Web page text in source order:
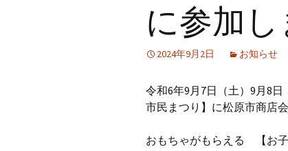
に参加し
2024年9月2日 お知らせ
令和6年9月7日（土）9月8
市民まつり】に松原市商店
おもちゃがもらえる 【お